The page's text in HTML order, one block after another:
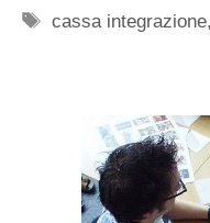
Tag
cassa integrazione,